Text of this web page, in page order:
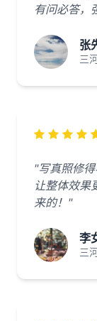
有问必答，
张
三
"写真照修
让整体效果
来的！"
李
三